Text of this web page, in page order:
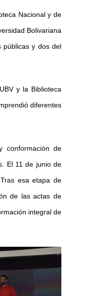
Nacional y de
Bolivariana
públicas y dos del
y la Biblioteca
diferentes
conformación de
El 11 de junio de
esa etapa de
de las actas de
integral de